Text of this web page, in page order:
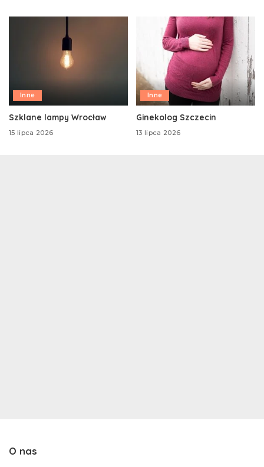
Inne
Szklane lampy Wrocław
15 lipca 2026
Inne
Ginekolog Szczecin
13 lipca 2026
O nas